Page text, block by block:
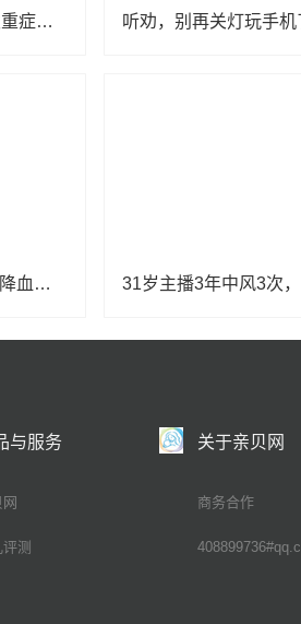
衡阳130公斤小伙突发重症心衰，有这些生活习惯赶紧改 听劝，别再关灯玩手机
做到6个生活习惯，能降血压！转发收藏
与服务
测
关于亲贝网
商务合作